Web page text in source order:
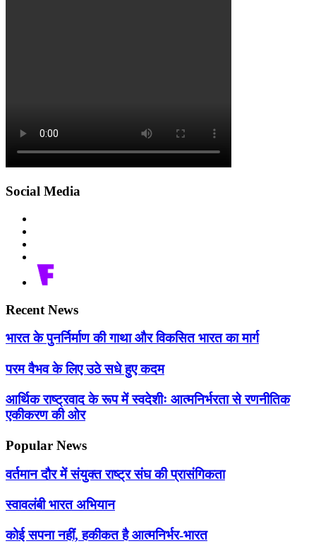
Social Media
Recent News
भारत के पुनर्निर्माण की गाथा और विकसित भारत का मार्ग
परम वैभव के लिए उठे सधे हुए कदम
आर्थिक राष्ट्रवाद के रूप में स्वदेशीः आत्मनिर्भरता से रणनीतिक
एकीकरण की ओर
Popular News
वर्तमान दौर में संयुक्त राष्ट्र संघ की प्रासंगिकता
स्वावलंबी भारत अभियान
कोई सपना नहीं, हकीकत है आत्मनिर्भर-भारत